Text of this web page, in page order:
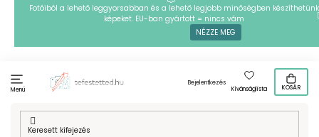
Ugrás
tartalomhoz
Fotóiból a lehető leggyorsabban és a lehető legjobb minőségben készíthetünk
képeket. EU-ban gyártott = nincs vám
NÉZZE MEG
Menü
Bejelentkezés
Kívánságlista
KOSÁR
Kezdőlap
Technikák / Vasalható gyöngyök